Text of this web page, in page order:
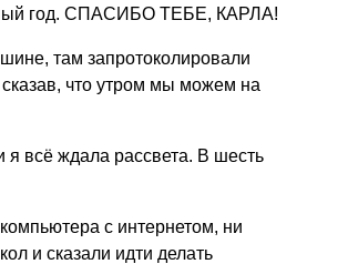
год. СПАСИБО ТЕБЕ, КАРЛА!
там запротоколировали
что утром мы можем на
я всё ждала рассвета. В шесть
с интернетом, ни
и сказали идти делать